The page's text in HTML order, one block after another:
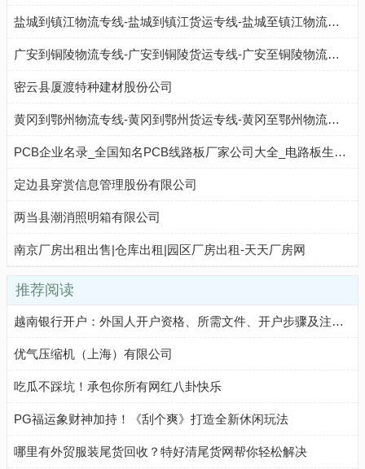
盐城到镇江物流专线-盐城到镇江货运专线-盐城至镇江物流公司-就发物流网
广安到铜陵物流专线-广安到铜陵货运专线-广安至铜陵物流公司-就发物流网
密云县厦渡特种建材股份公司
黄冈到鄂州物流专线-黄冈到鄂州货运专线-黄冈至鄂州物流公司-就发物流网
PCB企业名录_全国知名PCB线路板厂家公司大全_电路板生产企业汇总
定边县穿赏信息管理股份有限公司
两当县潮消照明箱有限公司
南京厂房出租出售|仓库出租|园区厂房出租-天天厂房网
推荐阅读
越南银行开户：外国人开户资格、所需文件、开户步骤及注意事项
优气压缩机（上海）有限公司
吃瓜不踩坑！承包你所有网红八卦快乐
PG福运象财神加持！《刮个爽》打造全新休闲玩法
哪里有外贸服装尾货回收？特好清尾货网帮你轻松解决